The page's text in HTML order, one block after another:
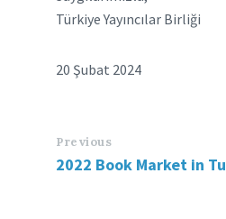
Türkiye Yayıncılar Birliği
20 Şubat 2024
Previous
2022 Book Market in